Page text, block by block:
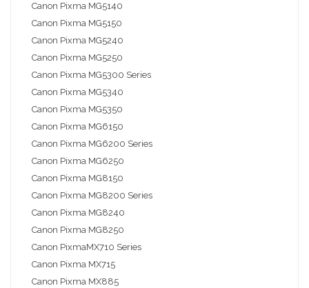
Canon Pixma MG5140
Canon Pixma MG5150
Canon Pixma MG5240
Canon Pixma MG5250
Canon Pixma MG5300 Series
Canon Pixma MG5340
Canon Pixma MG5350
Canon Pixma MG6150
Canon Pixma MG6200 Series
Canon Pixma MG6250
Canon Pixma MG8150
Canon Pixma MG8200 Series
Canon Pixma MG8240
Canon Pixma MG8250
Canon PixmaMX710 Series
Canon Pixma MX715
Canon Pixma MX885